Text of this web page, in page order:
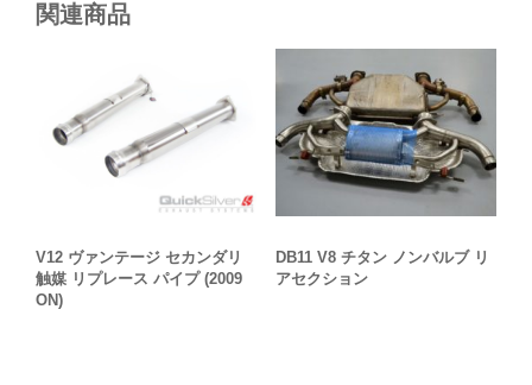
関連商品
V12 ヴァンテージ セカンダリ
触媒 リプレース パイプ (2009
ON)
DB11 V8 チタン ノンバルブ リ
アセクション